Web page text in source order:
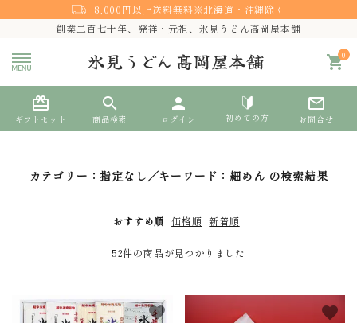
8,000円以上送料無料※北海道・沖縄除く
創業二百七十年、発祥・元祖、氷見うどん高岡屋本舗
0
shopping_cart
card_giftcard
ギフトセット
search
商品検索
person
ログイン 初めての方
mail_outline
お問合せ
search
ようこそ ゲスト 様
カテゴリー：指定なし／キーワード：細めん の検索結果
おすすめ順 価格順 新着順
52件の商品が見つかりました
favorite favorite